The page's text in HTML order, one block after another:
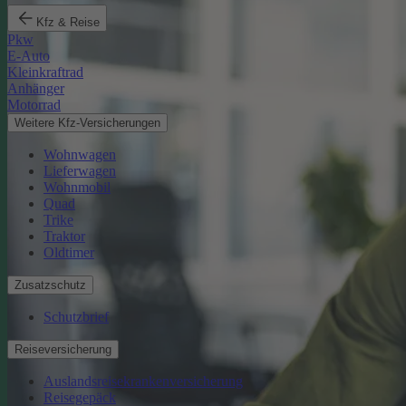
Kfz & Reise
Pkw
E-Auto
Kleinkraftrad
Anhänger
Motorrad
Weitere Kfz-Versicherungen
Wohnwagen
Lieferwagen
Wohnmobil
Quad
Trike
Traktor
Oldtimer
Zusatzschutz
Schutzbrief
Reiseversicherung
Auslandsreisekrankenversicherung
Reisegepäck